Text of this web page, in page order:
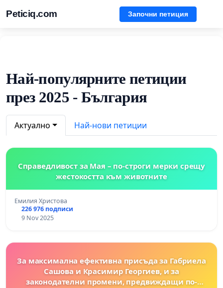
Peticiq.com Започни петиция
Най-популярните петиции
през 2025 - България
Актуално Най-нови петиции
Справедливост за Мая – по-строги мерки срещу
жестокостта към животните
Емилия Христова
226 976 подписи
9 Nov 2025
За максимална ефективна присъда за Габриела
Сашова и Красимир Георгиев, и за
законодателни промени, предвиждащи по-